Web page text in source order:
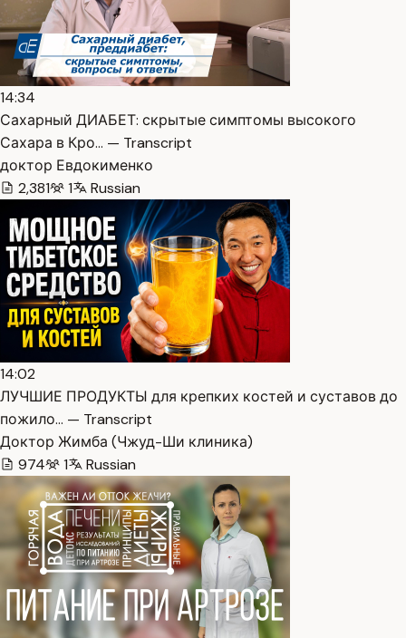
14:34
Сахарный ДИАБЕТ: скрытые симптомы высокого
Сахара в Кро… — Transcript
доктор Евдокименко
2,381
1 Russian
14:02
ЛУЧШИЕ ПРОДУКТЫ для крепких костей и суставов до
пожило… — Transcript
Доктор Жимба (Чжуд-Ши клиника)
974
1 Russian